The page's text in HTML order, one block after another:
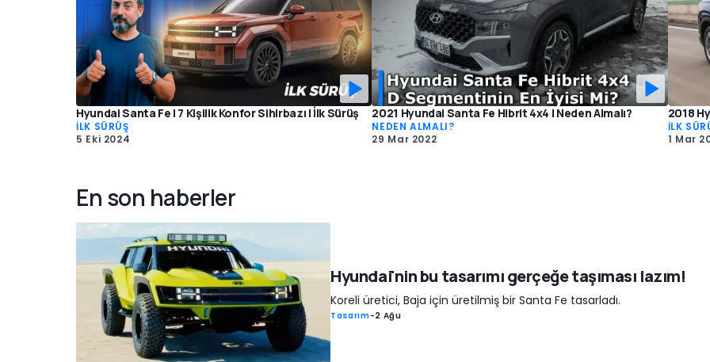
Hyundai Santa Fe | 7 Kişilik Konfor Sihirbazı | İlk Sürüş
İLK SÜRÜŞ
5 Eki 2024
2021 Hyundai Santa Fe Hibrit 4x4 | Neden Almalı?
NEDEN ALMALI?
29 Mar 2022
2018
İLK
1 Mar
En son haberler
Hyundai'nin bu tasarımı gerçeğe taşıması lazım!
Koreli üretici, Baja için üretilmiş bir Santa Fe tasarladı.
Tasarım-2 Ağu